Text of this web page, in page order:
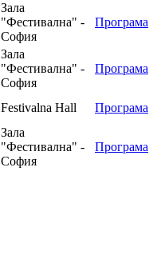
Зала
"Фестивална" -
София
Програма
Зала
"Фестивална" -
София
Програма
Festivalna Hall Програма
Зала
"Фестивална" -
София
Програма